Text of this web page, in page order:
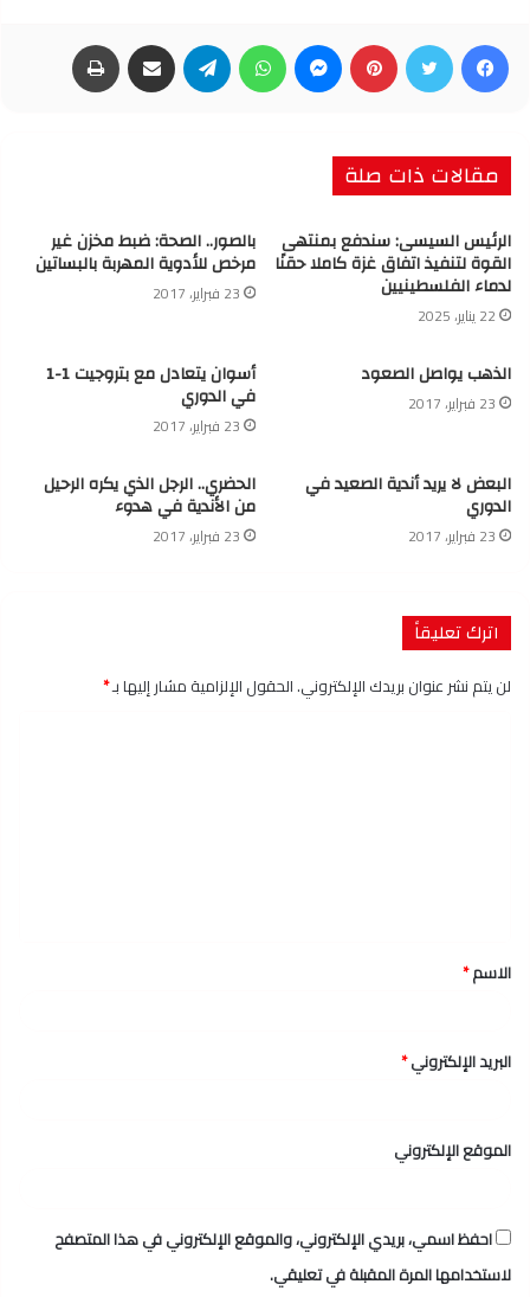
فيسبوك تويتر بينتيريست ماسنجر واتساب تيلقرام مشاركة عبر البريد
مقالات ذات صلة
الرئيس السيسى: سندفع بمنتهى
القوة لتنفيذ اتفاق غزة كاملا حقنًا
لدماء الفلسطينيين
22 يناير، 2025
بالصور.. الصحة: ضبط مخزن غير
مرخص للأدوية المهربة بالبساتين
23 فبراير، 2017
الذهب يواصل الصعود
23 فبراير، 2017
أسوان يتعادل مع بتروجيت 1-1
في الدوري
23 فبراير، 2017
البعض لا يريد أندية الصعيد في
الدوري
23 فبراير، 2017
الحضري.. الرجل الذي يكره الرحيل
من الأندية في هدوء
23 فبراير، 2017
اترك تعليقاً
لن يتم نشر عنوان بريدك الإلكتروني.الحقول الإلزامية مشار إليها بـ*
*
الاسم*
البريد الإلكتروني*
الموقع الإلكتروني
احفظ اسمي، بريدي الإلكتروني، والموقع الإلكتروني في هذا المتصفح
لاستخدامها المرة المقبلة في تعليقي.